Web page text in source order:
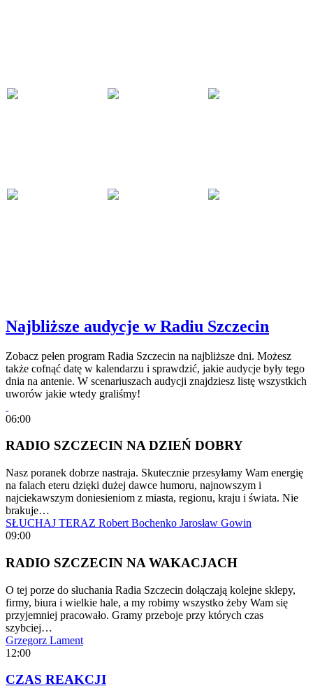
Najbliższe audycje w Radiu Szczecin
Zobacz pełen program Radia Szczecin na najbliższe dni. Możesz
także cofnąć datę w kalendarzu i sprawdzić, jakie audycje były tego
dnia na antenie. W scenariuszach audycji znajdziesz listę wszystkich
uworów jakie wtedy graliśmy!
06:00
RADIO SZCZECIN NA DZIEŃ DOBRY
Nasz poranek dobrze nastraja. Skutecznie przesyłamy Wam energię
na falach eteru dzięki dużej dawce humoru, najnowszym i
najciekawszym doniesieniom z miasta, regionu, kraju i świata. Nie
brakuje…
SŁUCHAJ TERAZ Robert Bochenko Jarosław Gowin
09:00
RADIO SZCZECIN NA WAKACJACH
O tej porze do słuchania Radia Szczecin dołączają kolejne sklepy,
firmy, biura i wielkie hale, a my robimy wszystko żeby Wam się
przyjemniej pracowało. Gramy przeboje przy których czas
szybciej…
Grzegorz Lament
12:00
CZAS REAKCJI